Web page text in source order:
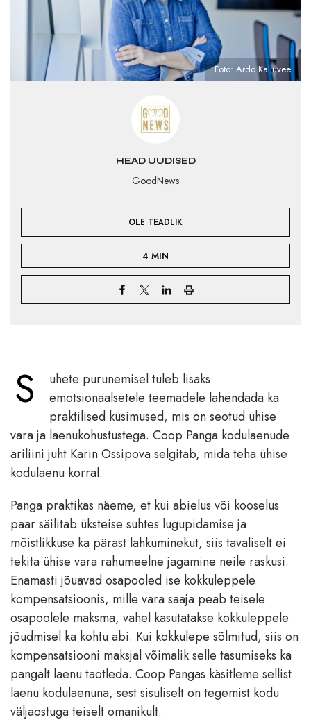
HEAD UUDISED
GoodNews
OLE TEADLIK
4 MIN
Foto: Ardo Kaljuvee
S
uhete purunemisel tuleb lisaks
emotsionaalsetele teemadele lahendada ka
praktilised küsimused, mis on seotud ühise
vara ja laenukohustustega. Coop Panga kodulaenude
äriliini juht Karin Ossipova selgitab, mida teha ühise
kodulaenu korral.
Panga praktikas näeme, et kui abielus või kooselus
paar säilitab üksteise suhtes lugupidamise ja
mõistlikkuse ka pärast lahkuminekut, siis tavaliselt ei
tekita ühise vara rahumeelne jagamine neile raskusi.
Enamasti jõuavad osapooled ise kokkuleppele
kompensatsioonis, mille vara saaja peab teisele
osapoolele maksma, vahel kasutatakse kokkuleppele
jõudmisel ka kohtu abi. Kui kokkulepe sõlmitud, siis on
kompensatsiooni maksjal võimalik selle tasumiseks ka
pangalt laenu taotleda. Coop Pangas käsitleme sellist
laenu kodulaenuna, sest sisuliselt on tegemist kodu
väljaostuga teiselt omanikult.